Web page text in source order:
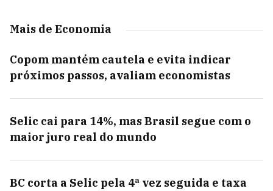
Mais de Economia
Copom mantém cautela e evita indicar
próximos passos, avaliam economistas
Selic cai para 14%, mas Brasil segue com o
maior juro real do mundo
BC corta a Selic pela 4ª vez seguida e taxa